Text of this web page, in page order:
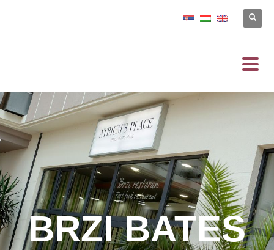
BRZI BATES